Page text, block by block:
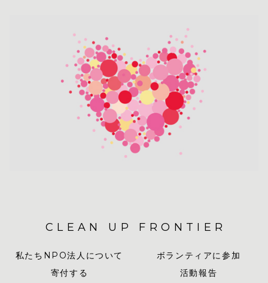
CLEAN UP FRONTIER
私たちNPO法人について
ボランティアに参加
寄付する
活動報告